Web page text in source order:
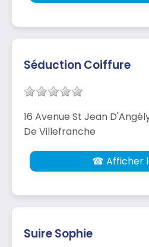
Séduction Coiffure
16 Avenue St Jean
De Villefranche
☎ Afficher
Suire Sophie